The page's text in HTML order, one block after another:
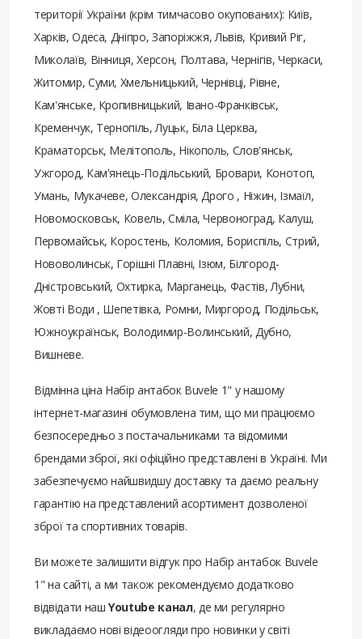
території України (крім тимчасово окупованих): Київ,
Харків, Одеса, Дніпро, Запоріжжя, Львів, Кривий Ріг,
Миколаїв, Вінниця, Херсон, Полтава, Чернігів, Черкаси,
Житомир, Суми, Хмельницький, Чернівці, Рівне,
Кам'янське, Кропивницький, Івано-Франківськ,
Кременчук, Тернопіль, Луцьк, Біла Церква,
Краматорськ, Мелітополь, Нікополь, Слов'янськ,
Ужгород, Кам'янець-Подільський, Бровари, Конотоп,
Умань, Мукачеве, Олександрія, Дрого , Ніжин, Ізмаїл,
Новомосковськ, Ковель, Сміла, Червоноград, Калуш,
Первомайськ, Коростень, Коломия, Бориспіль, Стрий,
Нововолинськ, Горішні Плавні, Ізюм, Білгород-
Дністровський, Охтирка, Марганець, Фастів, Лубни,
Жовті Води , Шепетівка, Ромни, Миргород, Подільськ,
Южноукраїнськ, Володимир-Волинський, Дубно,
Вишневе.
Відмінна ціна Набір антабок Buvele 1" у нашому
інтернет-магазині обумовлена ​​тим, що ми працюємо
безпосередньо з постачальниками та відомими
брендами зброї, які офіційно представлені в Україні. Ми
забезпечуємо найшвидшу доставку та даємо реальну
гарантію на представлений асортимент дозволеної
зброї та спортивних товарів.
Ви можете залишити відгук про Набір антабок Buvele
1" на сайті, а ми також рекомендуємо додатково
відвідати нашYoutube канал, де ми регулярно
викладаємо нові відеоогляди про новинки у світі